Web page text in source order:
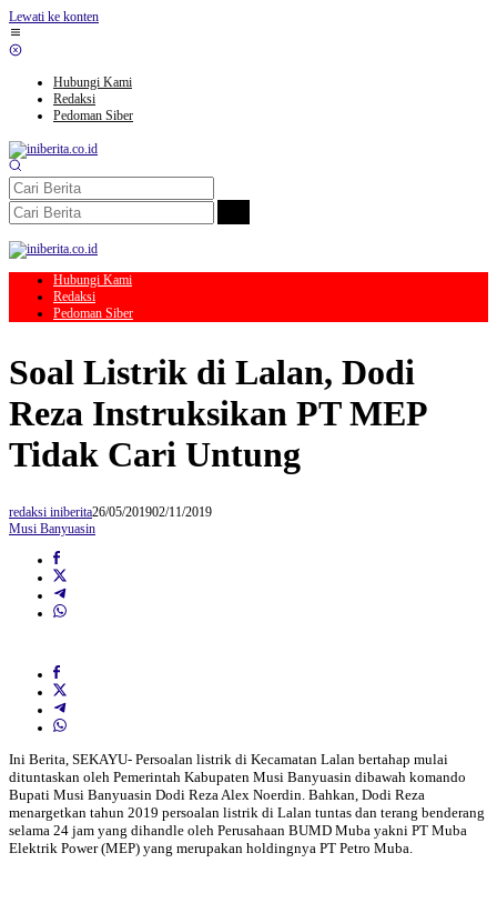
Lewati ke konten
Hubungi Kami
Redaksi
Pedoman Siber
Hubungi Kami
Redaksi
Pedoman Siber
Soal Listrik di Lalan, Dodi
Reza Instruksikan PT MEP
Tidak Cari Untung
redaksi iniberita26/05/201902/11/2019
Musi Banyuasin
Ini Berita, SEKAYU- Persoalan listrik di Kecamatan Lalan bertahap mulai
dituntaskan oleh Pemerintah Kabupaten Musi Banyuasin dibawah komando
Bupati Musi Banyuasin Dodi Reza Alex Noerdin. Bahkan, Dodi Reza
menargetkan tahun 2019 persoalan listrik di Lalan tuntas dan terang benderang
selama 24 jam yang dihandle oleh Perusahaan BUMD Muba yakni PT Muba
Elektrik Power (MEP) yang merupakan holdingnya PT Petro Muba.